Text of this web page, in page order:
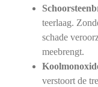
teerlaag.
schade
meebrengt.
verstoort de